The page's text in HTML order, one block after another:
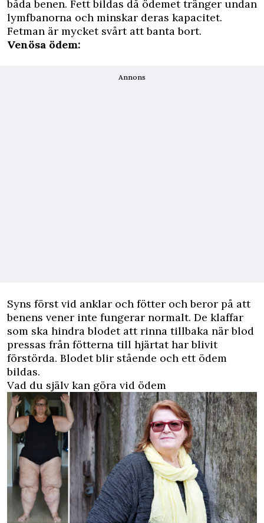
båda benen. Fett bildas då ödemet tränger undan
lymfbanorna och minskar deras kapacitet.
Fetman är mycket svårt att banta bort.
Venösa ödem:
Annons
Syns först vid anklar och fötter och beror på att
benens vener inte fungerar normalt. De klaffar
som ska hindra blodet att rinna tillbaka när blod
pressas från fötterna till hjärtat har blivit
förstörda. Blodet blir stående och ett ödem
bildas.
Vad du själv kan göra vid ödem